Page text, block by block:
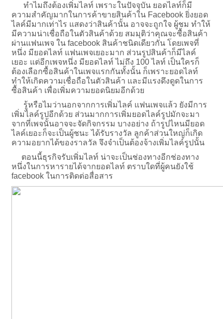
ทำไมถึงต้องเพิ่มไลท์ เพราะในปัจจุบัน ยอดไลท์ก็มี
ความสำคัญมากในการค้าขายสินค้าใน Facebook ยิ่งยอด
ไลค์มีมากเท่าไร แสดงว่าสินค้านั้น อาจจะถูกใจ ผู้ชม ทำให้
มีความน่าเชื่อถือในตัวสินค้าด้วย สมมุติว่าคุณจะซื้อสินค้า
ผ่านแฟนเพจ ใน facebook สินค้าชนิดเดียวกัน โดยเพจที่
หนึ่ง มียอดไลท์ แฟนเพจเยอะมาก ส่วนรูปสินค้าก็มีไลค์
เยอะ แต่อีกเพจหนึ่ง มียอดไลท์ ไม่ถึง 100 ไลท์ เป็นใครก็
ต้องเลือกซื้อสินค้าในเพจแรกกันทั้งนั้น ก็เพราะยอดไลท์
ทำให้เกิดความเชื่อถือในตัวสินค้า และมีแรงดึงดูดในการ
ซื้อสินค้า เพื่อเพิ่มความยอดนิยมอีกด้วย
รู้หรือไมว่านอกจากการเพิ่มไลค์ แฟนเพจแล้ว ยังมีการ
เพิ่มไลค์รูปอีกด้วย ส่วนมากการเพิ่มยอดไลค์รูปมักจะมา
จากที่เพจนั้นอาจจะจัดกิจกรรม บางอย่าง ถ้ารูปไหนมียอด
ไลค์เยอะก็จะเป็นผู้ชนะ ได้รับรางวัล ลูกค้าส่วนใหญ่ก็เกิด
ความอยากได้ของราลวัล จึงจำเป็นต้องจ้างเพิ่มไลค์รูปนั้น
ตอนนี้ธุรกิจรับเพิ่มไลท์ น่าจะเป็นช่องทางอีกช่องทาง
หนึ่งในการหารายได้จากยอดไลท์ ตราบใดที่ผู้คนยังใช้
facebook ในการติดต่อสื่อสาร